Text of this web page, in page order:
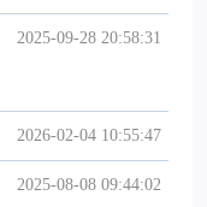
2025-09-28 20:58:31
2026-02-04 10:55:47
2025-08-08 09:44:02